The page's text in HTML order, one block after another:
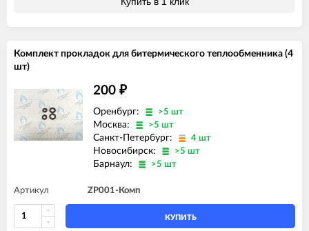
Комплект прокладок для битермического теплообменника (4
шт)
200 ₽
Оренбург: >5 шт
Москва: >5 шт
Санкт-Петербург: 4 шт
Новосибирск: >5 шт
Барнаул: >5 шт
Артикул ZP001-Комп
КУПИТЬ